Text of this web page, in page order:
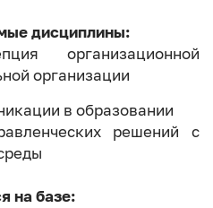
дисциплины:
организационной
организации
в образовании
решений с
на базе: